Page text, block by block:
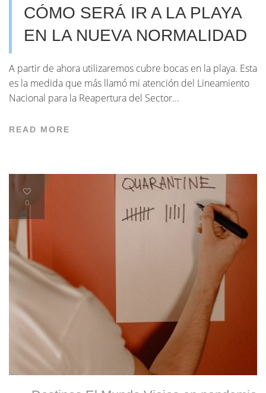
CÓMO SERÁ IR A LA PLAYA
EN LA NUEVA NORMALIDAD
A partir de ahora utilizaremos cubre bocas en la playa. Esta
es la medida que más llamó mi atención del Lineamiento
Nacional para la Reapertura del Sector...
READ MORE
0